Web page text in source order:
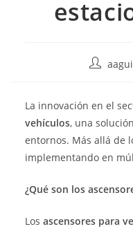
La innovación en el
vehículos, una
entornos. Más allá de
implementando en
¿Qué son los
Los ascensores para